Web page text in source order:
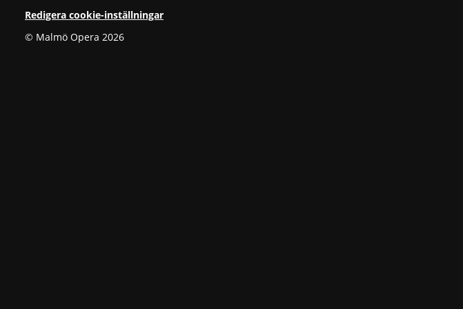
Redigera cookie-inställningar
© Malmö Opera 2026